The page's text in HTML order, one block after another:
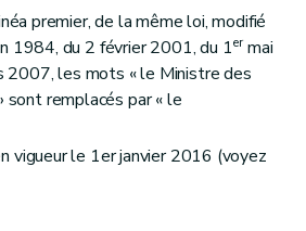
premier, de la même loi, modifié
1984, du 2 février 2001, du 1ermai
2007, les mots « le Ministre des
sont remplacés par « le
vigueur le 1er janvier 2016 (voyez